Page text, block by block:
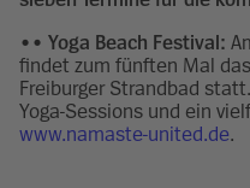
•• Yoga Beach Festival:
findet zum fünften Mal
Freiburger Strandbad
Yoga-Sessions und ein
www.namaste-united.de.